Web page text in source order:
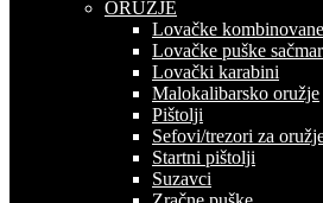
ORUŽJE
Lovačke
Lovačke puške
Lovački karabini
Malokalibarsko oružje
Pištolji
Sefovi/trezori za
Startni pištolji
Suzavci